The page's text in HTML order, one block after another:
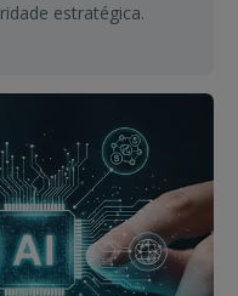
estratégica.